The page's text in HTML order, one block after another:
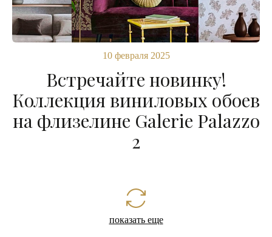
10 февраля 2025
Встречайте новинку!
Коллекция виниловых обоев
на флизелине Galerie Palazzo
2
показать еще